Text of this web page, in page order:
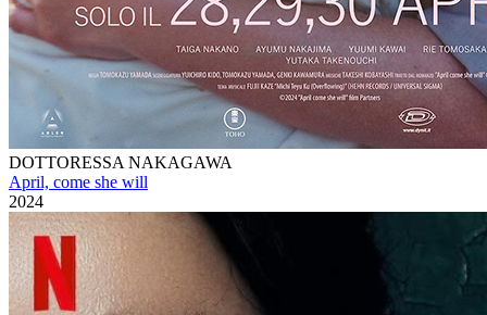
DOTTORESSA NAKAGAWA
April, come she will
2024